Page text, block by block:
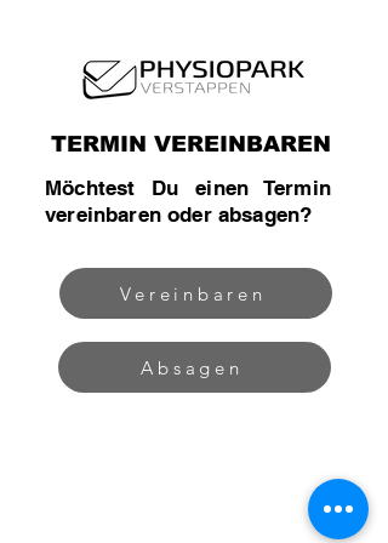
TERMIN VEREINBAREN
Möchtest Du einen Termin
vereinbaren oder absagen?
Vereinbaren
Absagen